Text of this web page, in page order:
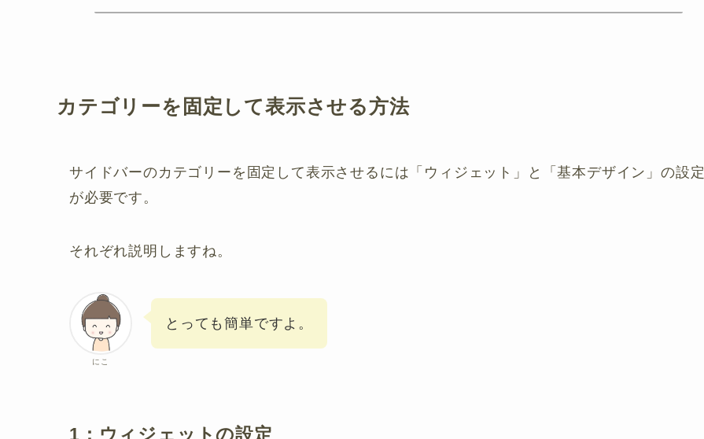
カテゴリーを固定して表示させる方法
サイドバーのカテゴリーを固定して表示させるには「ウィジェット」と「基本デザイン」の設定
が必要です。
それぞれ説明しますね。
にこ
とっても簡単ですよ。
1：ウィジェットの設定